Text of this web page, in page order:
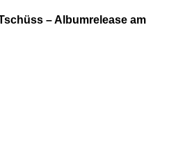
– Albumrelease am